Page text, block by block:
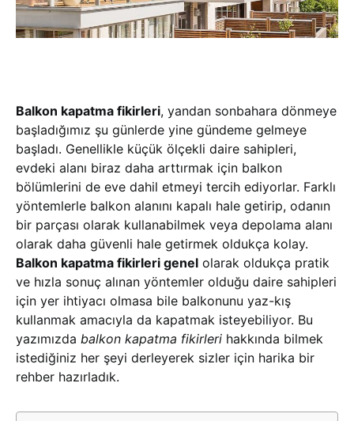
Balkon kapatma fikirleri, yandan sonbahara dönmeye
başladığımız şu günlerde yine gündeme gelmeye
başladı. Genellikle küçük ölçekli daire sahipleri,
evdeki alanı biraz daha arttırmak için balkon
bölümlerini de eve dahil etmeyi tercih ediyorlar. Farklı
yöntemlerle balkon alanını kapalı hale getirip, odanın
bir parçası olarak kullanabilmek veya depolama alanı
olarak daha güvenli hale getirmek oldukça kolay.
Balkon kapatma fikirleri genel olarak oldukça pratik
ve hızla sonuç alınan yöntemler olduğu daire sahipleri
için yer ihtiyacı olmasa bile balkonunu yaz-kış
kullanmak amacıyla da kapatmak isteyebiliyor. Bu
yazımızda balkon kapatma fikirleri hakkında bilmek
istediğiniz her şeyi derleyerek sizler için harika bir
rehber hazırladık.